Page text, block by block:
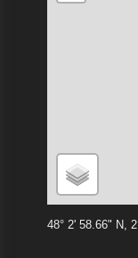
48° 2' 58.66" N,